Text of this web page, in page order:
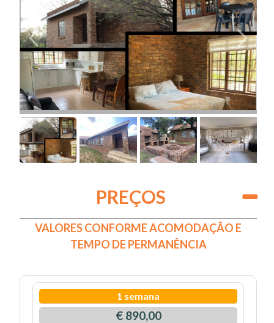
PREÇOS
VALORES CONFORME ACOMODAÇÃO E
TEMPO DE PERMANÊNCIA
1 semana
€ 890,00